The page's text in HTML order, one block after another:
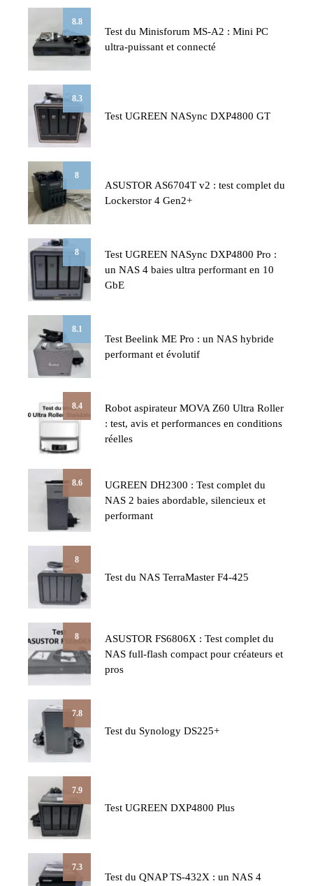
8.8
Test du Minisforum MS-A2 : Mini PC
ultra-puissant et connecté
8.3
Test UGREEN NASync DXP4800 GT
8
ASUSTOR AS6704T v2 : test complet du
Lockerstor 4 Gen2+
8
Test UGREEN NASync DXP4800 Pro :
un NAS 4 baies ultra performant en 10
GbE
8.1
Test Beelink ME Pro : un NAS hybride
performant et évolutif
8.4
Robot aspirateur MOVA Z60 Ultra Roller
: test, avis et performances en conditions
réelles
8.6
UGREEN DH2300 : Test complet du
NAS 2 baies abordable, silencieux et
performant
8
Test du NAS TerraMaster F4-425
8
ASUSTOR FS6806X : Test complet du
NAS full-flash compact pour créateurs et
pros
7.8
Test du Synology DS225+
7.9
Test UGREEN DXP4800 Plus
7.3
Test du QNAP TS-432X : un NAS 4